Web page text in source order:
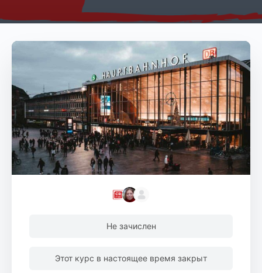
Не зачислен
Этот курс в настоящее время закрыт